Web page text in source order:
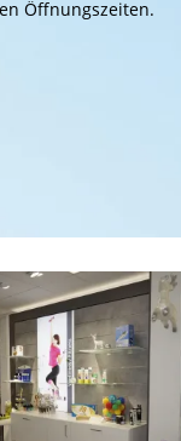
Öffnungszeiten.